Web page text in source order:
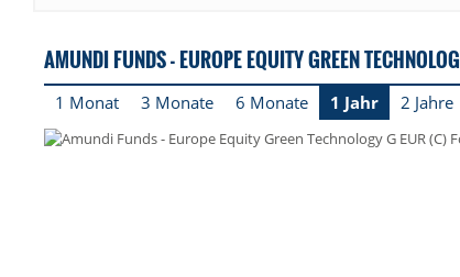
AMUNDI FUNDS - EUROPE EQUITY GREEN
1 Monat 3 Monate 6 Monate 1 Jahr 2 Jahre